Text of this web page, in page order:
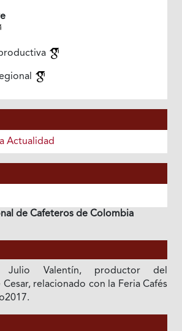
Actualidad
de Cafeteros de Colombia
Julio Valentín, productor del
relacionado con la Feria Cafés